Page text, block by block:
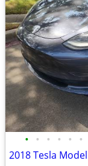
• • • • • •
2018 Tesla